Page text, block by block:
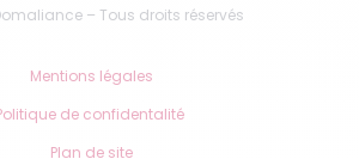
– Tous droits réservés
Mentions légales
de confidentalité
Plan de site